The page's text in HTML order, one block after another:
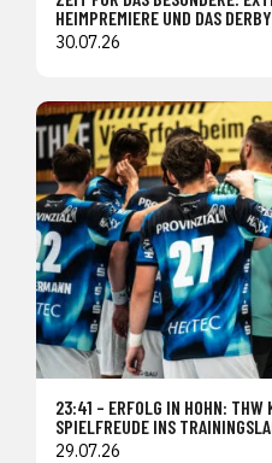
HEIMPREMIERE UND DAS
30.07.26
23:41 – ERFOLG IN HOHN: THW
SPIELFREUDE INS
29.07.26